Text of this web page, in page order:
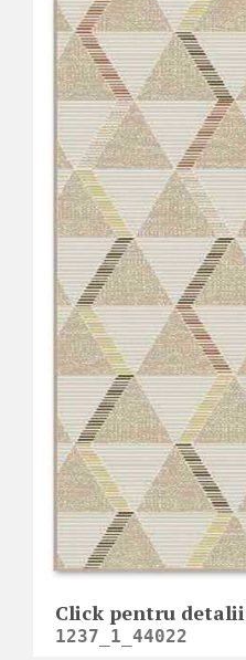
Click pentru detalii
1237_1_44022